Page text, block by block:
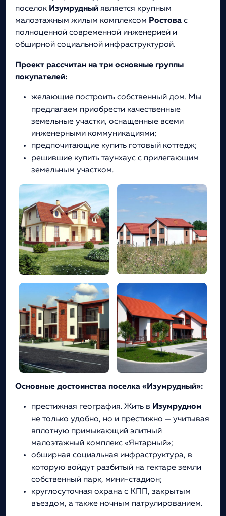
поселок Изумрудныйявляется крупным
малоэтажным жилым комплексом Ростовас
полноценной современной инженерией и
обширной социальной инфраструктурой.
Проект рассчитан на три основные группы
покупателей:
желающие построить собственный дом. Мы
предлагаем приобрести качественные
земельные участки, оснащенные всеми
инженерными коммуникациями;
предпочитающие купить готовый коттедж;
решившие купить таунхаус с прилегающим
земельным участком.
Основные достоинства поселка «Изумрудный»:
престижная география. Жить в Изумрудном
не только удобно, но и престижно — учитывая
вплотную примыкающий элитный
малоэтажный комплекс «Янтарный»;
обширная социальная инфраструктура, в
которую войдут разбитый на гектаре земли
собственный парк, мини-стадион;
круглосуточная охрана с КПП, закрытым
въездом, а также ночным патрулированием.